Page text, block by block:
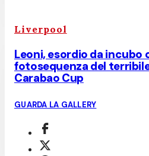
Liverpool
Leoni, esordio da incubo
fotosequenza del
Carabao Cup
GUARDA LA GALLERY